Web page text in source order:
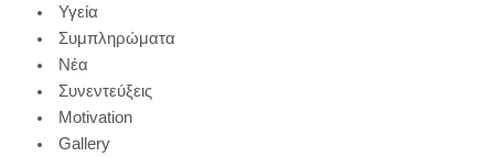
Υγεία
Συμπληρώματα
Νέα
Συνεντεύξεις
Motivation
Gallery